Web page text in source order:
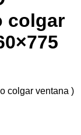
colgar
colgar ventana )